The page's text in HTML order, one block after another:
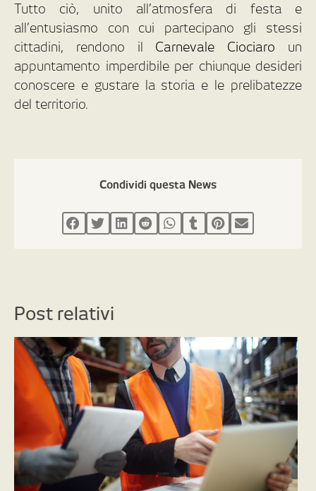
Tutto ciò, unito all’atmosfera di festa e
all’entusiasmo con cui partecipano gli stessi
cittadini, rendono il Carnevale Ciociaro un
appuntamento imperdibile per chiunque desideri
conoscere e gustare la storia e le prelibatezze
del territorio.
Condividi questa News
Post relativi